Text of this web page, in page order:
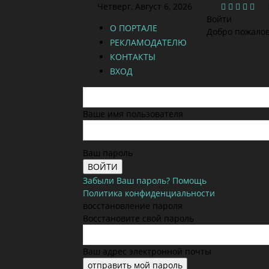
Четверг, Август 6, 2026
О ПОРТАЛЕ
РЕКЛАМОДАТЕЛЮ
КОНТАКТЫ
ВХОД
Войти
Добро
Ваше имя пользователя
Ваш пароль
Забыли Ваш пароль? Помощь
Политика конфиденциальности
восстановление пароля
Восстановите свой пароль
Ваш адрес электронной почты